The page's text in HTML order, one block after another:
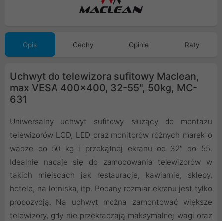
Opis Cechy Opinie Raty
Uchwyt do telewizora sufitowy Maclean,
max VESA 400x400, 32-55", 50kg, MC-
631
Uniwersalny uchwyt sufitowy służący do montażu
telewizorów LCD, LED oraz monitorów różnych marek o
wadze do 50 kg i przekątnej ekranu od 32" do 55.
Idealnie nadaje się do zamocowania telewizorów w
takich miejscach jak restauracje, kawiarnie, sklepy,
hotele, na lotniska, itp. Podany rozmiar ekranu jest tylko
propozycją. Na uchwyt można zamontować większe
telewizory, gdy nie przekraczają maksymalnej wagi oraz